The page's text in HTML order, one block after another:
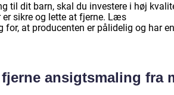
til dit barn, skal du investere i høj
er sikre og lette at fjerne. Læs
for, at producenten er pålidelig og har
ansigtsmaling fra